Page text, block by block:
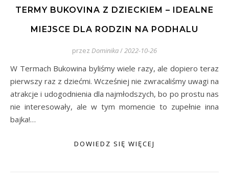
TERMY BUKOVINA Z DZIECKIEM – IDEALNE
MIEJSCE DLA RODZIN NA PODHALU
przez Dominika/2022-10-26
W Termach Bukowina byliśmy wiele razy, ale dopiero teraz
pierwszy raz z dziećmi. Wcześniej nie zwracaliśmy uwagi na
atrakcje i udogodnienia dla najmłodszych, bo po prostu nas
nie interesowały, ale w tym momencie to zupełnie inna
bajka!…
DOWIEDZ SIĘ WIĘCEJ